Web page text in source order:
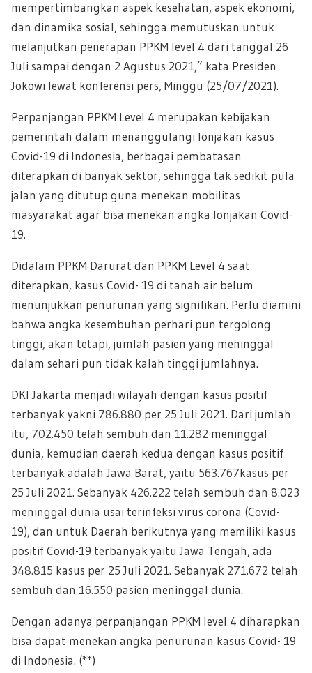
mempertimbangkan aspek kesehatan, aspek ekonomi,
dan dinamika sosial, sehingga memutuskan untuk
melanjutkan penerapan PPKM level 4 dari tanggal 26
Juli sampai dengan 2 Agustus 2021,” kata Presiden
Jokowi lewat konferensi pers, Minggu (25/07/2021).
Perpanjangan PPKM Level 4 merupakan kebijakan
pemerintah dalam menanggulangi lonjakan kasus
Covid-19 di Indonesia, berbagai pembatasan
diterapkan di banyak sektor, sehingga tak sedikit pula
jalan yang ditutup guna menekan mobilitas
masyarakat agar bisa menekan angka lonjakan Covid-
19.
Didalam PPKM Darurat dan PPKM Level 4 saat
diterapkan, kasus Covid- 19 di tanah air belum
menunjukkan penurunan yang signifikan. Perlu diamini
bahwa angka kesembuhan perhari pun tergolong
tinggi, akan tetapi, jumlah pasien yang meninggal
dalam sehari pun tidak kalah tinggi jumlahnya.
DKI Jakarta menjadi wilayah dengan kasus positif
terbanyak yakni 786.880 per 25 Juli 2021. Dari jumlah
itu, 702.450 telah sembuh dan 11.282 meninggal
dunia, kemudian daerah kedua dengan kasus positif
terbanyak adalah Jawa Barat, yaitu 563.767kasus per
25 Juli 2021. Sebanyak 426.222 telah sembuh dan 8.023
meninggal dunia usai terinfeksi virus corona (Covid-
19), dan untuk Daerah berikutnya yang memiliki kasus
positif Covid-19 terbanyak yaitu Jawa Tengah, ada
348.815 kasus per 25 Juli 2021. Sebanyak 271.672 telah
sembuh dan 16.550 pasien meninggal dunia.
Dengan adanya perpanjangan PPKM level 4 diharapkan
bisa dapat menekan angka penurunan kasus Covid- 19
di Indonesia. (**)